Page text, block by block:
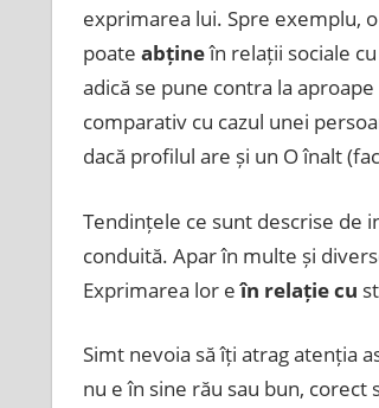
exprimarea lui. Spre exemplu,
poate abțineîn relații sociale
adică se pune contra la
comparativ cu cazul unei
dacă profilul are și un O înalt
Tendințele ce sunt descrise de
conduită. Apar în multe și
Exprimarea lor eîn relație cu
Simt nevoia să îți atrag atenția
nu e în sine rău sau bun,